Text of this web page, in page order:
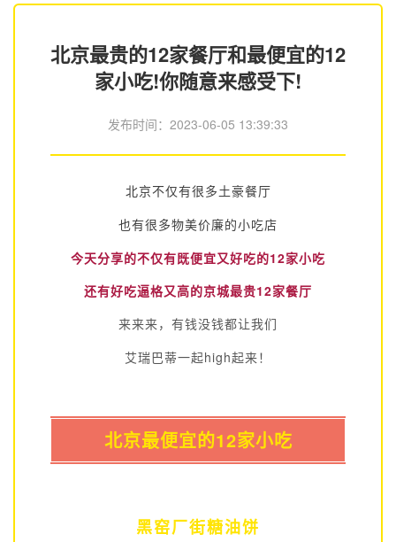
北京最贵的12家餐厅和最便宜的12
家小吃!你随意来感受下!
发布时间： 2023-06-05 13:39:33
北京不仅有很多土豪餐厅
也有很多物美价廉的小吃店
今天分享的不仅有既便宜又好吃的12家小吃
还有好吃逼格又高的京城最贵12家餐厅
来来来，有钱没钱都让我们
艾瑞巴蒂一起high起来！
北京最便宜的12家小吃
黑窑厂街糖油饼